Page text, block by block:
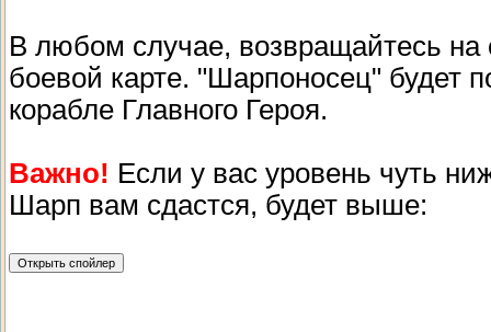
В любом случае, возвращайтесь на
боевой карте. "Шарпоносец" будет
корабле Главного Героя.
Важно! Если у вас уровень чуть
Шарп вам сдастся, будет выше: